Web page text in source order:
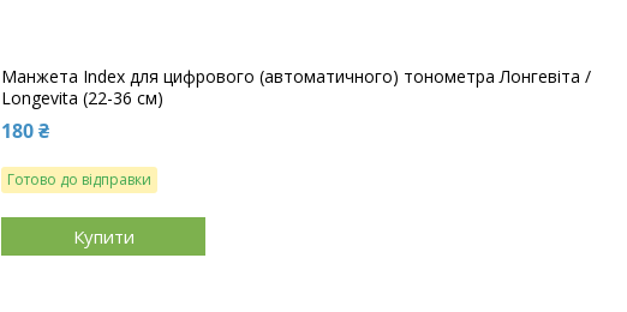
Манжета Index для цифрового (автоматичного) тонометра Лонгевіта /
Longevita (22-36 см)
180 ₴
Готово до відправки
Купити